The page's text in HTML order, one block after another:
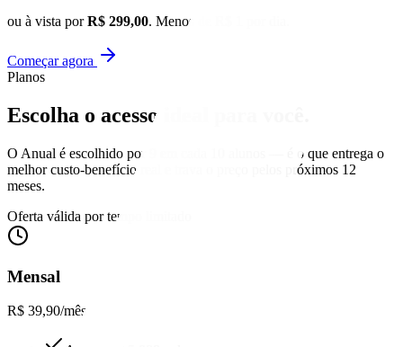
ou à vista porR$ 299,00. Menos de R$ 1 por dia.
Começar agora
Planos
Escolha o acesso
O Anual é escolhido por 9 em cada 10 alunos — é o que entrega o
melhor custo-benefício real e trava o preço pelos próximos 12
meses.
Oferta válida por tempo limitado
Mensal
R$ 39,90/mês